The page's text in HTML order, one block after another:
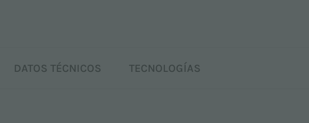
DATOS TÉCNICOS TECNOLOGÍAS